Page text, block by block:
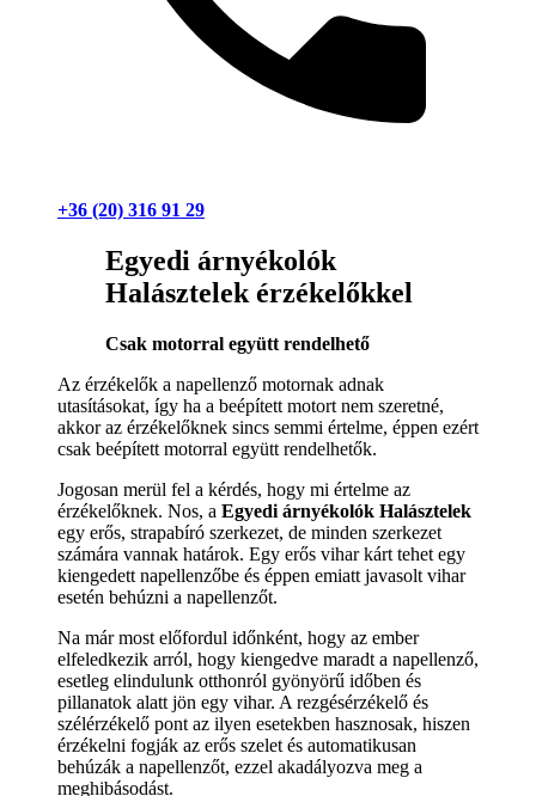
+36 (20) 316 91 29
Egyedi árnyékolók
Halásztelek érzékelőkkel
Csak motorral együtt rendelhető
Az érzékelők a napellenző motornak adnak
utasításokat, így ha a beépített motort nem szeretné,
akkor az érzékelőknek sincs semmi értelme, éppen ezért
csak beépített motorral együtt rendelhetők.
Jogosan merül fel a kérdés, hogy mi értelme az
érzékelőknek. Nos, a Egyedi árnyékolók Halásztelek
egy erős, strapabíró szerkezet, de minden szerkezet
számára vannak határok. Egy erős vihar kárt tehet egy
kiengedett napellenzőbe és éppen emiatt javasolt vihar
esetén behúzni a napellenzőt.
Na már most előfordul időnként, hogy az ember
elfeledkezik arról, hogy kiengedve maradt a napellenző,
esetleg elindulunk otthonról gyönyörű időben és
pillanatok alatt jön egy vihar. A rezgésérzékelő és
szélérzékelő pont az ilyen esetekben hasznosak, hiszen
érzékelni fogják az erős szelet és automatikusan
behúzák a napellenzőt, ezzel akadályozva meg a
meghibásodást.